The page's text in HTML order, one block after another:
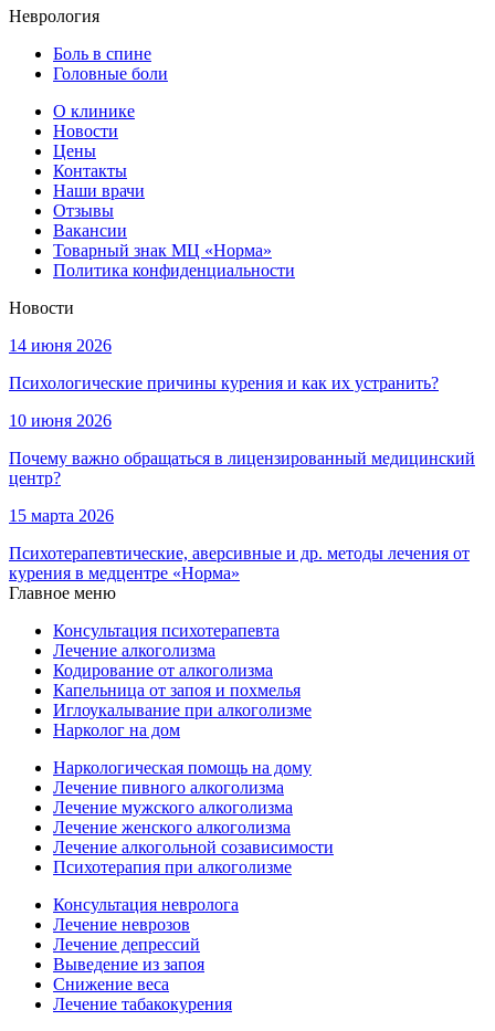
Неврология
Боль в спине
Головные боли
О клинике
Новости
Цены
Контакты
Наши врачи
Отзывы
Вакансии
Товарный знак МЦ «Норма»
Политика конфиденциальности
Новости
14 июня 2026
Психологические причины курения и как их устранить?
10 июня 2026
Почему важно обращаться в лицензированный медицинский
центр?
15 марта 2026
Психотерапевтические, аверсивные и др. методы лечения от
курения в медцентре «Норма»
Главное меню
Консультация психотерапевта
Лечение алкоголизма
Кодирование от алкоголизма
Капельница от запоя и похмелья
Иглоукалывание при алкоголизме
Нарколог на дом
Наркологическая помощь на дому
Лечение пивного алкоголизма
Лечение мужского алкоголизма
Лечение женского алкоголизма
Лечение алкогольной созависимости
Психотерапия при алкоголизме
Консультация невролога
Лечение неврозов
Лечение депрессий
Выведение из запоя
Снижение веса
Лечение табакокурения